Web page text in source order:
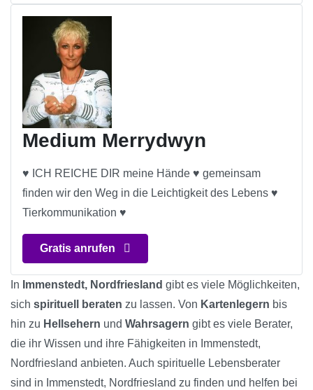
Medium Merrydwyn
♥ ICH REICHE DIR meine Hände ♥ gemeinsam
finden wir den Weg in die Leichtigkeit des Lebens ♥
Tierkommunikation ♥
Gratis anrufen
In Immenstedt, Nordfriesland gibt es viele Möglichkeiten,
sich spirituell beraten zu lassen. Von Kartenlegern bis
hin zu Hellsehern und Wahrsagern gibt es viele Berater,
die ihr Wissen und ihre Fähigkeiten in Immenstedt,
Nordfriesland anbieten. Auch spirituelle Lebensberater
sind in Immenstedt, Nordfriesland zu finden und helfen bei